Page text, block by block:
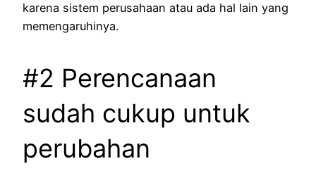
karena sistem perusahaan atau ada hal lain yang
memengaruhinya.
#2 Perencanaan
sudah cukup untuk
perubahan